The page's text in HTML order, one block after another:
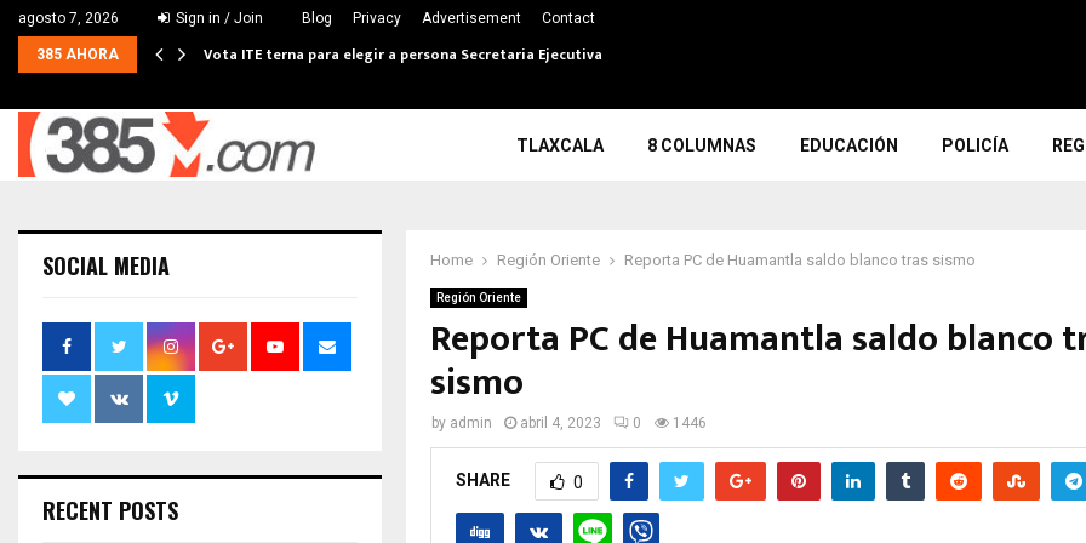
agosto 7, 2026 Sign in / Join Blog Privacy Advertisement Contact
385 AHORA Vota ITE terna para elegir a persona Secretaria Ejecutiva
TLAXCALA 8 COLUMNAS EDUCACIÓN POLICÍA
Home Región Oriente Reporta PC de Huamantla saldo blanco tras sismo
Región Oriente
Reporta PC de Huamantla saldo blanco
sismo
by admin abril 4, 2023 0 1446
SHARE 0
SOCIAL MEDIA
RECENT POSTS